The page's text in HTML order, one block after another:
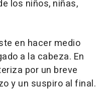
los niños, niñas,
en hacer medio
a la cabeza. En
por un breve
y un suspiro al final.